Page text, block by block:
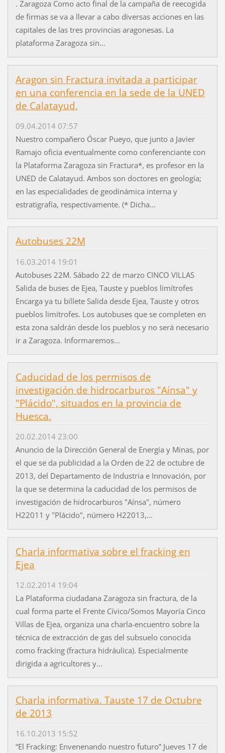
. Zaragoza Como acto final de la campaña de reecogida
de firmas se va a llevar a cabo diversas acciones en las
capitales de las tres provincias aragonesas. La
plataforma Zaragoza sin...
Aragon sin Fractura invitada a participar
en una conferencia en la sede de la UNED
de Calatayud,
09.04.2014 07:57
Nuestro compañero Óscar Pueyo, que junto a Javier
Ramajo oficia eventualmente como conferenciante con
la Plataforma Zaragoza sin Fractura*, es profesor en la
UNED de Calatayud. Ambos son doctores en geología;
en las especialidades de geodinámica interna y
estratigrafía, respectivamente. (* Dicha...
Autobuses 22M
16.03.2014 19:01
Autobuses 22M. Sábado 22 de marzo CINCO VILLAS
Salida de buses de Ejea, Tauste y pueblos limítrofes
Encarga ya tu billete Salida desde Ejea, Tauste y otros
pueblos limítrofes. Los autobuses que se completen en
esta zona saldrán desde los pueblos y no será necesario
ir a Zaragoza. Informaremos...
Caducidad de los permisos de
investigación de hidrocarburos "Aínsa" y
"Plácido", situados en la provincia de
Huesca.
20.02.2014 23:00
Anuncio de la Dirección General de Energía y Minas, por
el que se da publicidad a la Orden de 22 de octubre de
2013, del Departamento de Industria e Innovación, por
la que se determina la caducidad de los permisos de
investigación de hidrocarburos "Aínsa", número
H22011 y "Plácido", número H22013,...
Charla informativa sobre el fracking en
Ejea
12.02.2014 19:04
La Plataforma ciudadana Zaragoza sin fractura, de la
cual forma parte el Frente Cívico/Somos Mayoría Cinco
Villas de Ejea, organiza una charla-encuentro sobre la
técnica de extracción de gas del subsuelo conocida
como fracking (fractura hidráulica). Especialmente
dirigida a agricultores y...
Charla informativa. Tauste 17 de Octubre
de 2013
16.10.2013 15:52
“El Fracking: Envenenando nuestro futuro” Jueves 17 de